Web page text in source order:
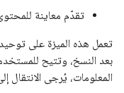
تقدّم معاينة
تعمل هذه الميزة على
بعد النسخ، وتتيح
المعلومات، يُرجى الانتقال